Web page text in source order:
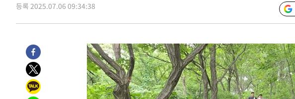
4시간 전 >강릉에 시간당 81.4㎜ 물폭탄…도로 잠기고 담벼락 붕괴
5시간 전 >백운산서 80년근 천종산삼 9뿌리 발견…감정가 1.3억원
6시간 전 >
남자 농구, 나고야 아시안게임서 '홈팀' 일본과 한일전
6시간 전 >
여수 오동도 해상서 모터보트 전복…1명 사망·1명 실종
7시간 전 >
극한폭염 한풀 꺾이지만…'낮 최고 35도' 무더위, 열대야 계속[다음주
날씨]
8시간 전 >
축구협회 "압수수색·성접대 논란 사과…쇄신의 기회로 삼겠다"
등록 2025.07.06 09:34:38